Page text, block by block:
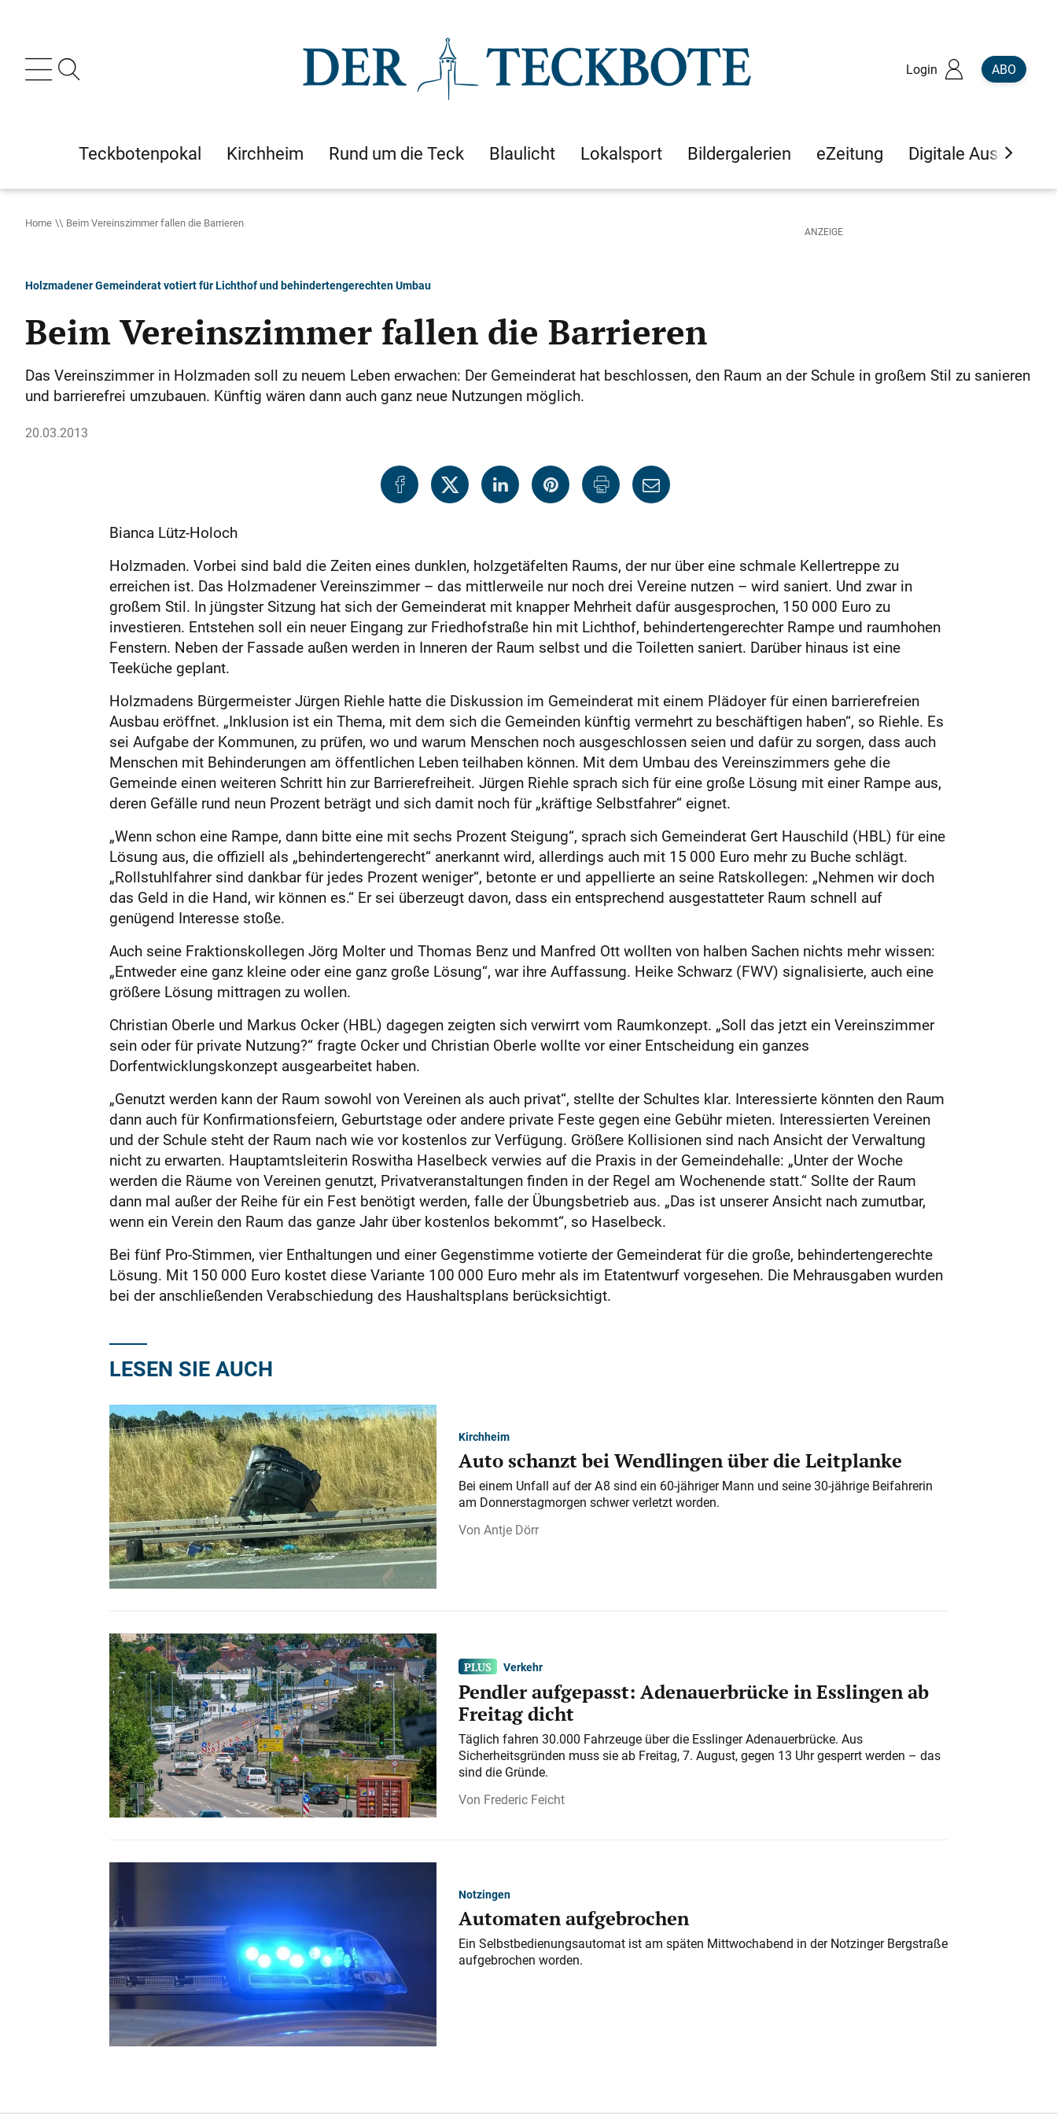
Login ABO
Teckbotenpokal Kirchheim Rund um die Teck Blaulicht Lokalsport Bildergalerien eZeitung Digitale Ausgaben
Home Beim Vereinszimmer fallen die Barrieren
Holzmadener Gemeinderat votiert für Lichthof und behindertengerechten Umbau
Beim Vereinszimmer fallen die Barrieren
Das Vereinszimmer in Holzmaden soll zu neuem Leben erwachen: Der Gemeinderat hat beschlossen, den Raum an der Schule in großem Stil zu sanieren
und barrierefrei umzubauen. Künftig wären dann auch ganz neue Nutzungen möglich.
20.03.2013
Bianca Lütz-Holoch
Holzmaden. Vorbei sind bald die Zeiten eines dunklen, holzgetäfelten Raums, der nur über eine schmale Kellertreppe zu
erreichen ist. Das Holzmadener Vereinszimmer – das mittlerweile nur noch drei Vereine nutzen – wird saniert. Und zwar in
großem Stil. In jüngster Sitzung hat sich der Gemeinderat mit knapper Mehrheit dafür ausgesprochen, 150 000 Euro zu
investieren. Entstehen soll ein neuer Eingang zur Friedhofstraße hin mit Lichthof, behindertengerechter Rampe und raumhohen
Fenstern. Neben der Fassade außen werden in Inneren der Raum selbst und die Toiletten saniert. Darüber hinaus ist eine
Teeküche geplant.
Holzmadens Bürgermeister Jürgen Riehle hatte die Diskussion im Gemeinderat mit einem Plädoyer für einen barrierefreien
Ausbau eröffnet. „Inklusion ist ein Thema, mit dem sich die Gemeinden künftig vermehrt zu beschäftigen haben“, so Riehle. Es
sei Aufgabe der Kommunen, zu prüfen, wo und warum Menschen noch ausgeschlossen seien und dafür zu sorgen, dass auch
Menschen mit Behinderungen am öffentlichen Leben teilhaben können. Mit dem Umbau des Vereinszimmers gehe die
Gemeinde einen weiteren Schritt hin zur Barrierefreiheit. Jürgen Riehle sprach sich für eine große Lösung mit einer Rampe aus,
deren Gefälle rund neun Prozent beträgt und sich damit noch für „kräftige Selbstfahrer“ eignet.
„Wenn schon eine Rampe, dann bitte eine mit sechs Prozent Steigung“, sprach sich Gemeinderat Gert Hauschild (HBL) für eine
Lösung aus, die offiziell als „behindertengerecht“ anerkannt wird, allerdings auch mit 15 000 Euro mehr zu Buche schlägt.
„Rollstuhlfahrer sind dankbar für jedes Prozent weniger“, betonte er und appellierte an seine Ratskollegen: „Nehmen wir doch
das Geld in die Hand, wir können es.“ Er sei überzeugt davon, dass ein entsprechend ausgestatteter Raum schnell auf
genügend Interesse stoße.
Auch seine Fraktionskollegen Jörg Molter und Thomas Benz und Manfred Ott wollten von halben Sachen nichts mehr wissen:
„Entweder eine ganz kleine oder eine ganz große Lösung“, war ihre Auffassung. Heike Schwarz (FWV) signalisierte, auch eine
größere Lösung mittragen zu wollen.
Christian Oberle und Markus Ocker (HBL) dagegen zeigten sich verwirrt vom Raumkonzept. „Soll das jetzt ein Vereinszimmer
sein oder für private Nutzung?“ fragte Ocker und Christian Oberle wollte vor einer Entscheidung ein ganzes
Dorfentwicklungskonzept ausgearbeitet haben.
„Genutzt werden kann der Raum sowohl von Vereinen als auch privat“, stellte der Schultes klar. Interessierte könnten den Raum
dann auch für Konfirmationsfeiern, Geburtstage oder andere private Feste gegen eine Gebühr mieten. Interessierten Vereinen
und der Schule steht der Raum nach wie vor kostenlos zur Verfügung. Größere Kollisionen sind nach Ansicht der Verwaltung
nicht zu erwarten. Hauptamtsleiterin Roswitha Haselbeck verwies auf die Praxis in der Gemeindehalle: „Unter der Woche
werden die Räume von Vereinen genutzt, Privatveranstaltungen finden in der Regel am Wochenende statt.“ Sollte der Raum
dann mal außer der Reihe für ein Fest benötigt werden, falle der Übungsbetrieb aus. „Das ist unserer Ansicht nach zumutbar,
wenn ein Verein den Raum das ganze Jahr über kostenlos bekommt“, so Haselbeck.
Bei fünf Pro-Stimmen, vier Enthaltungen und einer Gegenstimme votierte der Gemeinderat für die große, behindertengerechte
Lösung. Mit 150 000 Euro kostet diese Variante 100 000 Euro mehr als im Etatentwurf vorgesehen. Die Mehrausgaben wurden
bei der anschließenden Verabschiedung des Haushaltsplans berücksichtigt.
LESEN SIE AUCH
Kirchheim
Auto schanzt bei Wendlingen über die Leitplanke
Bei einem Unfall auf der A 8 sind ein 60-jähriger Mann und seine 30-jährige Beifahrerin
am Donnerstagmorgen schwer verletzt worden.
Antje Dörr
Verkehr
Pendler aufgepasst: Adenauerbrücke in Esslingen ab
Freitag dicht
Täglich fahren 30.000 Fahrzeuge über die Esslinger Adenauerbrücke. Aus
Sicherheitsgründen muss sie ab Freitag, 7. August, gegen 13 Uhr gesperrt werden – das
sind die Gründe.
Frederic Feicht
Notzingen
Automaten aufgebrochen
Ein Selbstbedienungsautomat ist am späten Mittwochabend in der Notzinger Bergstraße
aufgebrochen worden.